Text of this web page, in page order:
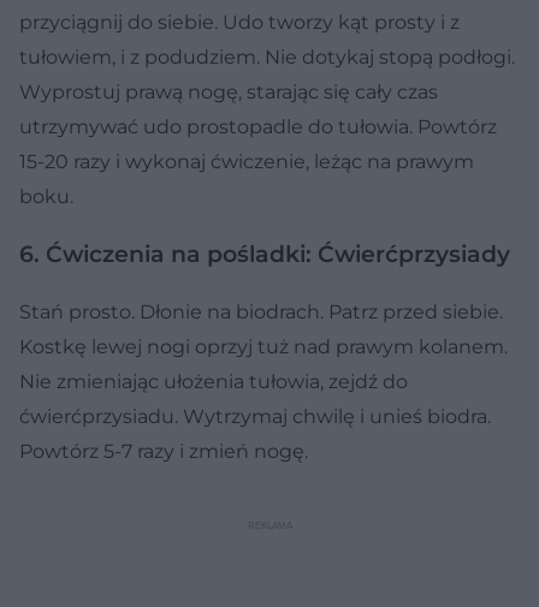
przyciągnij do siebie. Udo tworzy kąt prosty i z
tułowiem, i z podudziem. Nie dotykaj stopą podłogi.
Wyprostuj prawą nogę, starając się cały czas
utrzymywać udo prostopadle do tułowia. Powtórz
15-20 razy i wykonaj ćwiczenie, leżąc na prawym
boku.
6. Ćwiczenia na pośladki: Ćwierćprzysiady
Stań prosto. Dłonie na biodrach. Patrz przed siebie.
Kostkę lewej nogi oprzyj tuż nad prawym kolanem.
Nie zmieniając ułożenia tułowia, zejdź do
ćwierćprzysiadu. Wytrzymaj chwilę i unieś biodra.
Powtórz 5-7 razy i zmień nogę.